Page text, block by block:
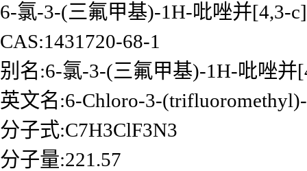
6-氯-3-(三氟甲基)-1H-吡唑并[4,3-
CAS:1431720-68-1
别名:6-氯-3-(三氟甲基)-1H-吡唑并
英文名:6-Chloro-3-
分子式:C7H3ClF3N3
分子量:221.57